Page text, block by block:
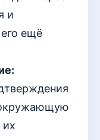
и
ещё
их